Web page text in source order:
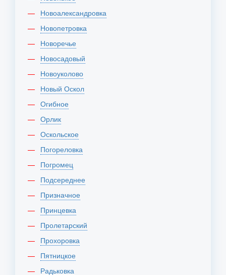
Новоалександровка
Новопетровка
Новоречье
Новосадовый
Новоуколово
Новый Оскол
Огибное
Орлик
Оскольское
Погореловка
Погромец
Подсереднее
Призначное
Принцевка
Пролетарский
Прохоровка
Пятницкое
Радьковка